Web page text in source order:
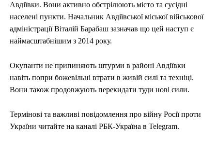
Авдіївки. Вони активно обстрілюють місто та сусідні
населені пункти. Начальник Авдіївської міської військової
адміністрації Віталій Барабаш зазначав що цей наступ є
наймасштабнішим з 2014 року.
Окупанти не припиняють штурми в районі Авдіївки
навіть попри божевільні втрати в живій силі та техніці.
Вони також продовжують перекидати туди нові сили.
Термінові та важливі повідомлення про війну Росії проти
України читайте на каналі РБК-Україна в Telegram.